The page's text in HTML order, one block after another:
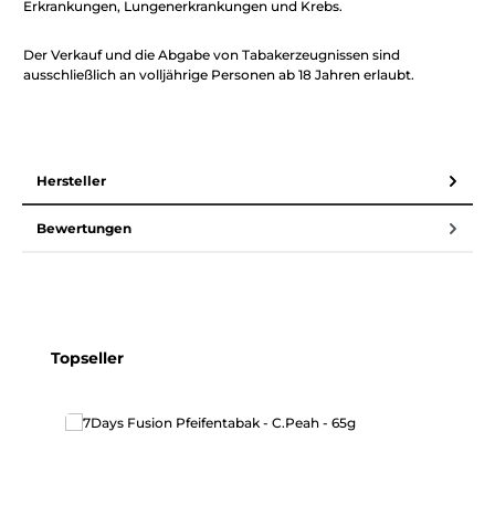
Erkrankungen, Lungenerkrankungen und Krebs.
Der Verkauf und die Abgabe von Tabakerzeugnissen sind
ausschließlich an volljährige Personen ab 18 Jahren erlaubt.
Hersteller
Bewertungen
Produktgalerie überspringen
Topseller